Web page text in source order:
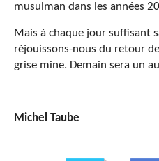
musulman dans les années
Mais à chaque jour suffisant
réjouissons-nous du retour
grise mine. Demain sera un
Michel Taube